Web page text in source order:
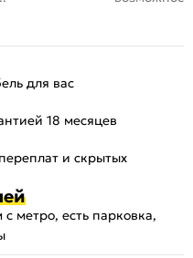
для вас
18 месяцев
и скрытых
метро, есть парковка,